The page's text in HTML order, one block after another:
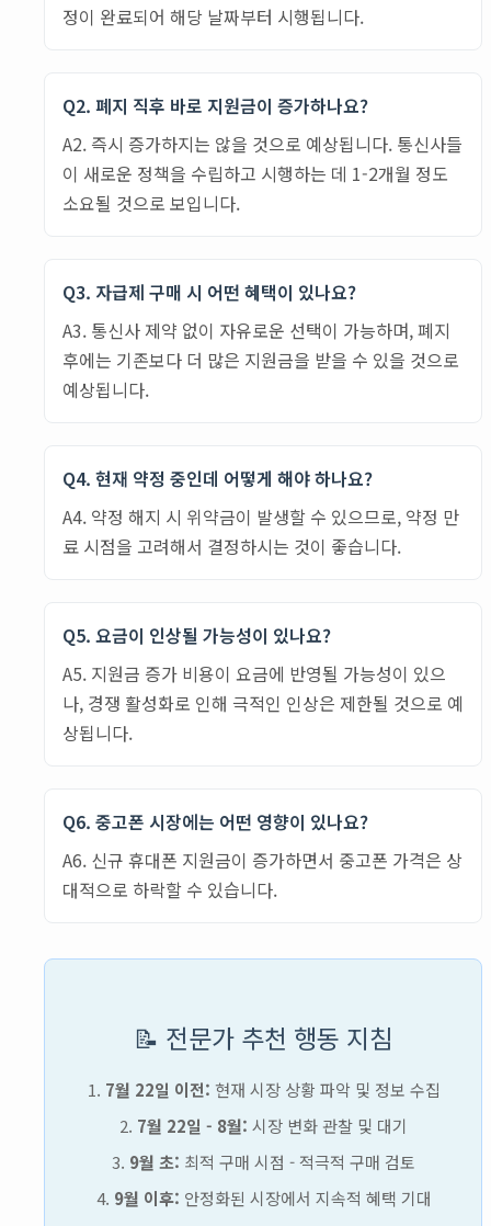
정이 완료되어 해당 날짜부터 시행됩니다.
Q2. 폐지 직후 바로 지원금이 증가하나요?
A2. 즉시 증가하지는 않을 것으로 예상됩니다. 통신사들
이 새로운 정책을 수립하고 시행하는 데 1-2개월 정도
소요될 것으로 보입니다.
Q3. 자급제 구매 시 어떤 혜택이 있나요?
A3. 통신사 제약 없이 자유로운 선택이 가능하며, 폐지
후에는 기존보다 더 많은 지원금을 받을 수 있을 것으로
예상됩니다.
Q4. 현재 약정 중인데 어떻게 해야 하나요?
A4. 약정 해지 시 위약금이 발생할 수 있으므로, 약정 만
료 시점을 고려해서 결정하시는 것이 좋습니다.
Q5. 요금이 인상될 가능성이 있나요?
A5. 지원금 증가 비용이 요금에 반영될 가능성이 있으
나, 경쟁 활성화로 인해 극적인 인상은 제한될 것으로 예
상됩니다.
Q6. 중고폰 시장에는 어떤 영향이 있나요?
A6. 신규 휴대폰 지원금이 증가하면서 중고폰 가격은 상
대적으로 하락할 수 있습니다.
📝 전문가 추천 행동 지침
7월 22일 이전: 현재 시장 상황 파악 및 정보 수집
7월 22일 - 8월: 시장 변화 관찰 및 대기
9월 초: 최적 구매 시점 - 적극적 구매 검토
9월 이후: 안정화된 시장에서 지속적 혜택 기대